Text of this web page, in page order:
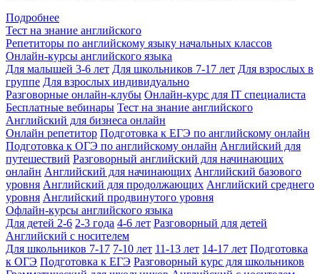
Подробнее
Тест на знание английского
Репетиторы по английскому языку начальных классов
Онлайн-курсы английского языка
Для малышей 3-6 лет Для школьников 7-17 лет Для взрослых в
группе Для взрослых индивидуально
Разговорные онлайн-клубы Онлайн-курс для IT специалиста
Бесплатные вебинары Тест на знание английского
Английский для бизнеса онлайн
Онлайн репетитор Подготовка к ЕГЭ по английскому онлайн
Подготовка к ОГЭ по английскому онлайн Английский для
путешествий Разговорный английский для начинающих
онлайн Английский для начинающих Английский базового
уровня Английский для продолжающих Английский среднего
уровня Английский продвинутого уровня
Офлайн-курсы английского языка
Для детей 2-6 2-3 года 4-6 лет Разговорный для детей
Английский с носителем
Для школьников 7-17 7-10 лет 11-13 лет 14-17 лет Подготовка
к ОГЭ Подготовка к ЕГЭ Разговорный курс для школьников